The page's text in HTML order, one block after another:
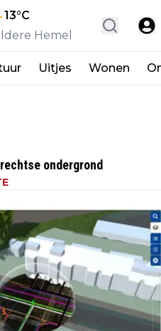
13°C
Hemel
Uitjes Wonen
ondergrond